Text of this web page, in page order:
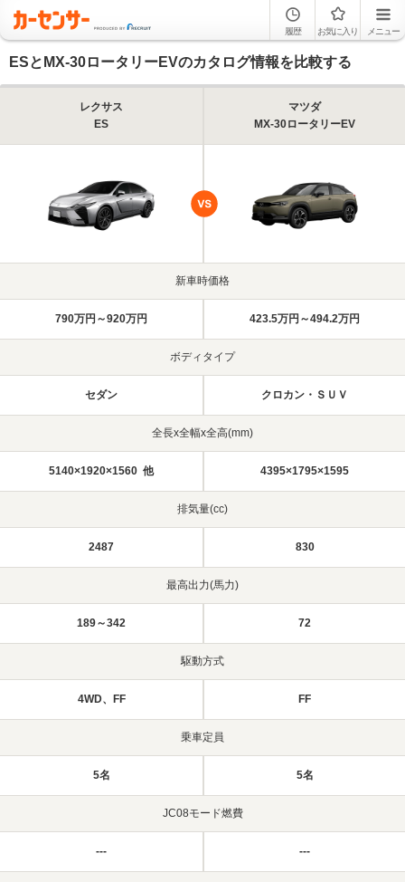
履歴 お気に入り メニュー
ESとMX-30ロータリーEVのカタログ情報を比較する
レクサス
ES
マツダ
MX-30ロータリーEV
新車時価格
790万円～920万円 423.5万円～494.2万円
ボディタイプ
セダン クロカン・ＳＵＶ
全長x全幅x全高(mm)
5140×1920×1560 他 4395×1795×1595
排気量(cc)
2487 830
最高出力(馬力)
189～342 72
駆動方式
4WD、FF FF
乗車定員
5名 5名
JC08モード燃費
--- ---